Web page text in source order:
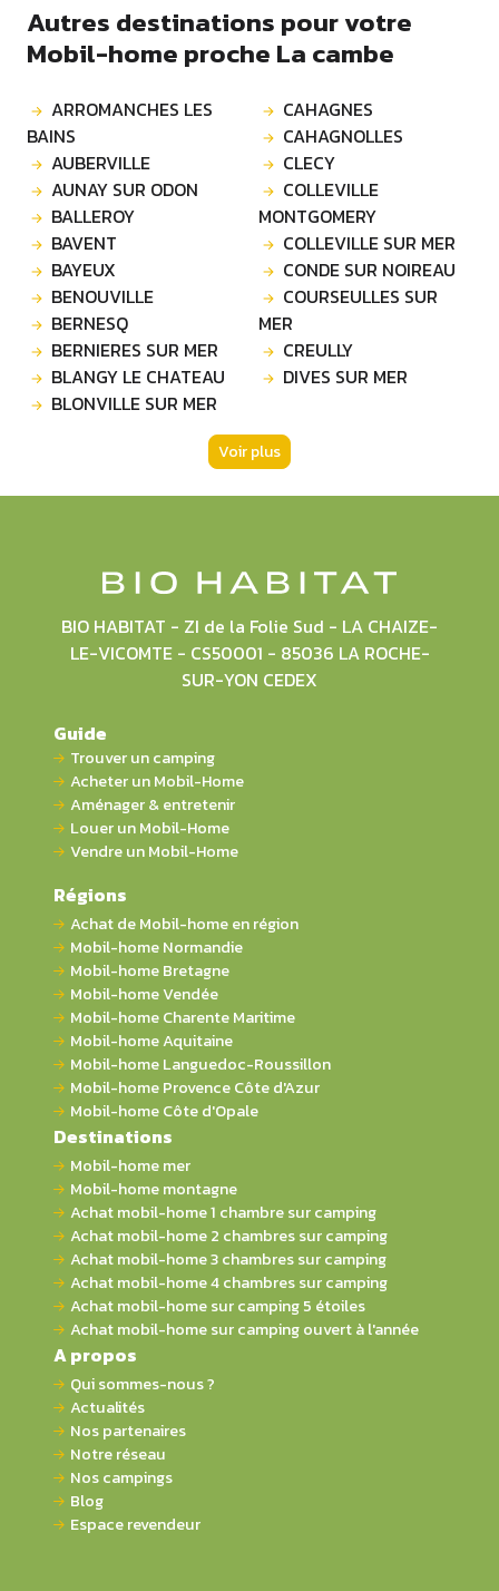
Autres destinations pour votre
Mobil-home proche La cambe
ARROMANCHES LES
BAINS
AUBERVILLE
AUNAY SUR ODON
BALLEROY
BAVENT
BAYEUX
BENOUVILLE
BERNESQ
BERNIERES SUR MER
BLANGY LE CHATEAU
BLONVILLE SUR MER
CAHAGNES
CAHAGNOLLES
CLECY
COLLEVILLE
MONTGOMERY
COLLEVILLE SUR MER
CONDE SUR NOIREAU
COURSEULLES SUR
MER
CREULLY
DIVES SUR MER
Voir plus
BIO HABITAT - ZI de la Folie Sud - LA CHAIZE-
LE-VICOMTE - CS50001 - 85036 LA ROCHE-
SUR-YON CEDEX
Guide
Trouver un camping
Acheter un Mobil-Home
Aménager & entretenir
Louer un Mobil-Home
Vendre un Mobil-Home
Régions
Achat de Mobil-home en région
Mobil-home Normandie
Mobil-home Bretagne
Mobil-home Vendée
Mobil-home Charente Maritime
Mobil-home Aquitaine
Mobil-home Languedoc-Roussillon
Mobil-home Provence Côte d'Azur
Mobil-home Côte d'Opale
Destinations
Mobil-home mer
Mobil-home montagne
Achat mobil-home 1 chambre sur camping
Achat mobil-home 2 chambres sur camping
Achat mobil-home 3 chambres sur camping
Achat mobil-home 4 chambres sur camping
Achat mobil-home sur camping 5 étoiles
Achat mobil-home sur camping ouvert à l'année
A propos
Qui sommes-nous ?
Actualités
Nos partenaires
Notre réseau
Nos campings
Blog
Espace revendeur